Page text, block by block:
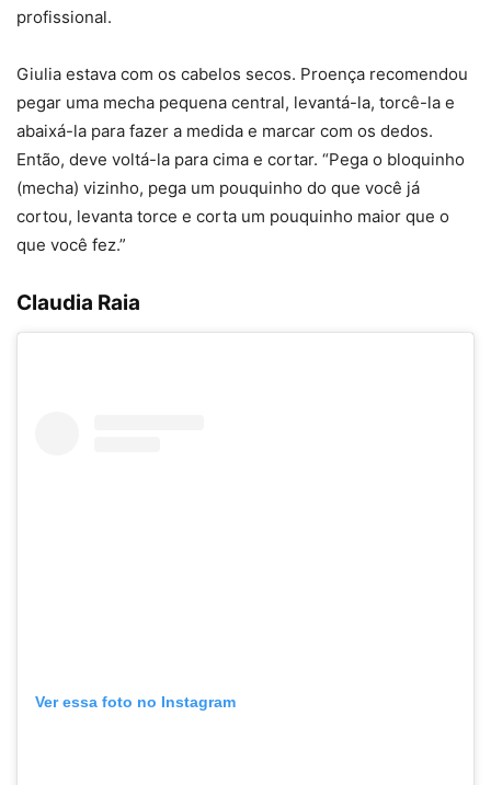
profissional.
Giulia estava com os cabelos secos. Proença recomendou
pegar uma mecha pequena central, levantá-la, torcê-la e
abaixá-la para fazer a medida e marcar com os dedos.
Então, deve voltá-la para cima e cortar. “Pega o bloquinho
(mecha) vizinho, pega um pouquinho do que você já
cortou, levanta torce e corta um pouquinho maior que o
que você fez.”
Claudia Raia
Ver essa foto no Instagram